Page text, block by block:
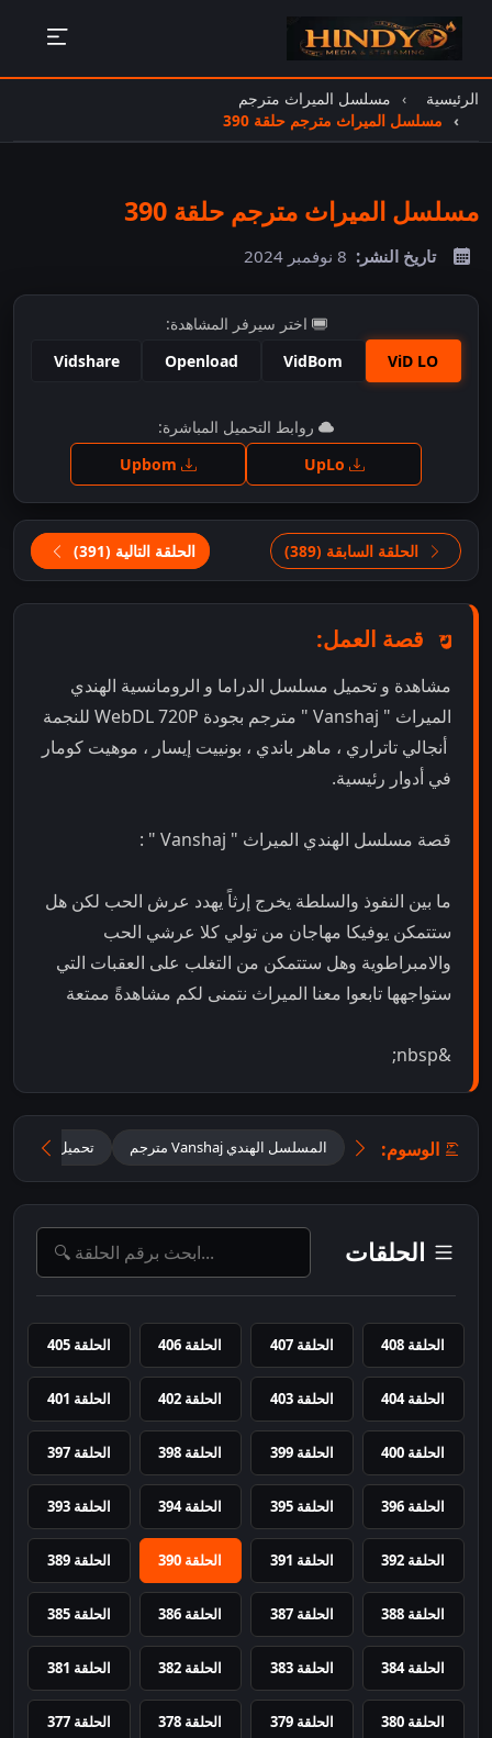
الرئيسية
مسلسل الميراث مترجم
مسلسل الميراث مترجم حلقة 390
مسلسل الميراث مترجم حلقة 390
تاريخ النشر: 8 نوفمبر 2024
اختر سيرفر المشاهدة:
ViD LO
VidBom
Openload
Vidshare
اضغط للمشاهدة
روابط التحميل المباشرة:
الحلقة السابقة (389) الحلقة التالية (391)
قصة العمل:
مشاهدة و تحميل مسلسل الدراما و الرومانسية الهندي
الميراث " Vanshaj " مترجم بجودة WebDL 720P للنجمة
أنجالي تاتراري ، ماهر باندي ، بونييت إيسار ، موهيت كومار
في أدوار رئيسية.
قصة مسلسل الهندي الميراث " Vanshaj " :
ما بين النفوذ والسلطة يخرج إرثاً يهدد عرش الحب لكن هل
ستتمكن يوفيكا مهاجان من تولي كلا عرشي الحب
والامبراطوية وهل ستتمكن من التغلب على العقبات التي
ستواجهها تابعوا معنا الميراث نتمنى لكم مشاهدةً ممتعة
&nbsp;
الوسوم: المسلسل الهندي Vanshaj مترجم تحميل مسلسل Vanshaj مترجم
الحلقات
الحلقة 408 الحلقة 407 الحلقة 406 الحلقة 405
الحلقة 404 الحلقة 403 الحلقة 402 الحلقة 401
الحلقة 400 الحلقة 399 الحلقة 398 الحلقة 397
الحلقة 396 الحلقة 395 الحلقة 394 الحلقة 393
الحلقة 392 الحلقة 391 الحلقة 390 الحلقة 389
الحلقة 388 الحلقة 387 الحلقة 386 الحلقة 385
الحلقة 384 الحلقة 383 الحلقة 382 الحلقة 381
الحلقة 380 الحلقة 379 الحلقة 378 الحلقة 377